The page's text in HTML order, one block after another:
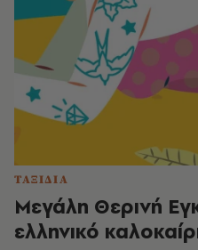
ΤΑΞΙΔΙΑ
Μεγάλη Θερινή
ελληνικό